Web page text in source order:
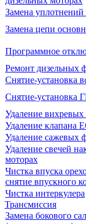
Замена
Замена цепи
Программное
Ремонт дизельных
Снятие-установка
Снятие-установка
Удаление вихревых
Удаление клапана
Удаление сажевых
Удаление свечей
моторах
Чистка впуска
снятие впускного
Чистка интеркулера
Трансмиссия
Замена бокового